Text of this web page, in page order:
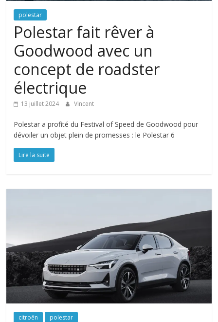
polestar
Polestar fait rêver à
Goodwood avec un
concept de roadster
électrique
13 juillet 2024 Vincent
Polestar a profité du Festival of Speed de Goodwood pour
dévoiler un objet plein de promesses : le Polestar 6
Lire la suite
citroën polestar